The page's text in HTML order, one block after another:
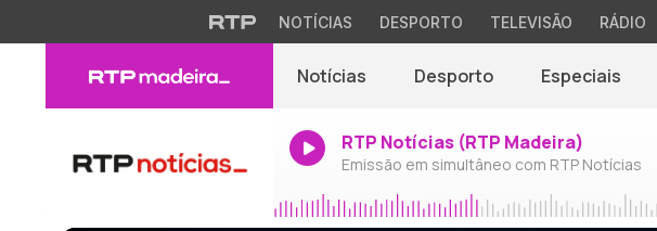
NOTÍCIAS DESPORTO TELEVISÃO RÁDIO
Notícias Desporto Especiais
RTP Notícias (RTP Madeira)
Emissão em simultâneo com RTP Notícias